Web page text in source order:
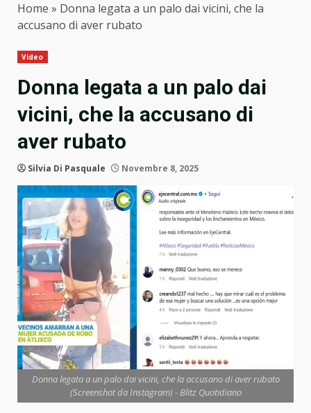
Home » Donna legata a un palo dai vicini, che la
accusano di aver rubato
Video
Donna legata a un palo dai
vicini, che la accusano di
aver rubato
Silvia Di Pasquale Novembre 8, 2025
Donna legata a un palo dai vicini, che la accusano di aver rubato
(Screenshot da Instagram) - Blitz Quotidiano